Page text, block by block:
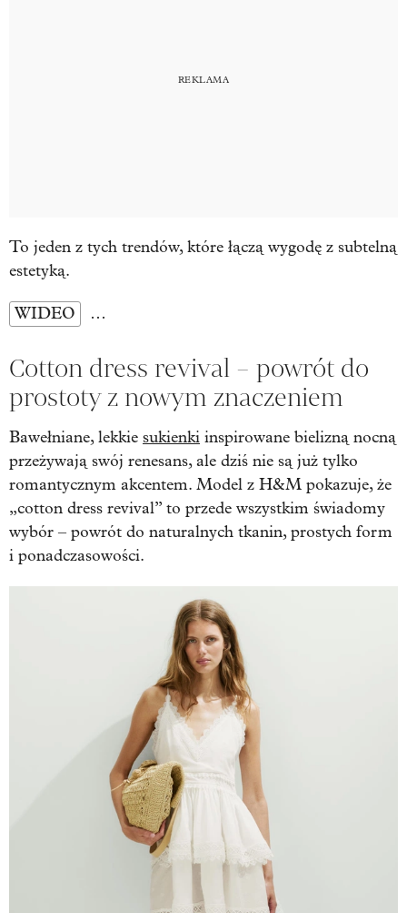
To jeden z tych trendów, które łączą wygodę z subtelną
estetyką.
WIDEO …
Cotton dress revival – powrót do
prostoty z nowym znaczeniem
Bawełniane, lekkie sukienki inspirowane bielizną nocną
przeżywają swój renesans, ale dziś nie są już tylko
romantycznym akcentem. Model z H&M pokazuje, że
„cotton dress revival” to przede wszystkim świadomy
wybór – powrót do naturalnych tkanin, prostych form
i ponadczasowości.